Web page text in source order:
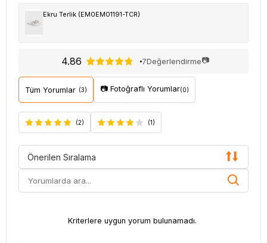
Ekru Terlik (EM0EM01191-TCR)
4.86 7Değerlendirme📷
Tüm Yorumlar (3) 📷 Fotoğraflı Yorumlar(0)
(2) (1)
Önerilen Sıralama
Kriterlere uygun yorum bulunamadı.